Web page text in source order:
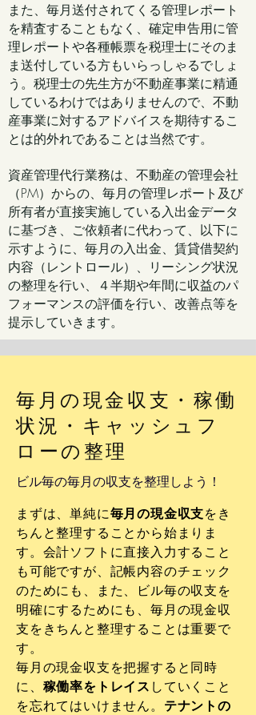
また、毎月送付されてくる管理レポート
を精査することもなく、確定申告用に管
理レポートや各種帳票を税理士にそのま
ま送付している方もいらっしゃるでしょ
う。税理士の先生方が不動産事業に精通
しているわけではありませんので、不動
産事業に対するアドバイスを期待するこ
とは的外れであることは当然です。
資産管理代行業務は、不動産の管理会社
（PM）からの、毎月の管理レポート及び
所有者が直接実施している入出金データ
に基づき、ご依頼者に代わって、以下に
示すように、毎月の入出金、賃貸借契約
内容（レントロール）、リーシング状況
の整理を行い、４半期や年間に収益のパ
フォーマンスの評価を行い、改善点等を
提示していきます。
毎月の現金収支・稼働
状況・キャッシュフ
ローの整理
ビル毎の毎月の収支を整理しよう！
まずは、単純に毎月の現金収支をき
ちんと整理することから始まりま
す。会計ソフトに直接入力すること
も可能ですが、記帳内容のチェック
のためにも、また、ビル毎の収支を
明確にするためにも、毎月の現金収
支をきちんと整理することは重要で
す。
毎月の現金収支を把握すると同時
に、 稼働率をトレイス していくこと
を忘れてはいけません。 テナントの